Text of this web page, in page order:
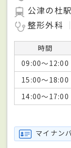
公津の杜
整形外科
時間
09:00～12:00
15:00～18:00
14:00～17:00
マイナン